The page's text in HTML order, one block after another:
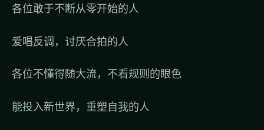
各位敢于不断从零开始的人
爱唱反调，讨厌合拍的人
各位不懂得随大流，不看规则的眼色
能投入新世界，重塑自我的人